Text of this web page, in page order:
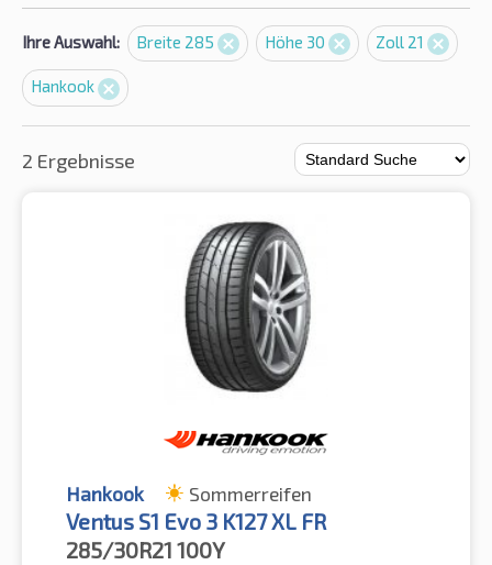
Ihre Auswahl: Breite 285 Höhe 30 Zoll 21
Hankook
2 Ergebnisse
Hankook Sommerreifen
Ventus S1 Evo 3 K127 XL FR
285/30R21 100Y